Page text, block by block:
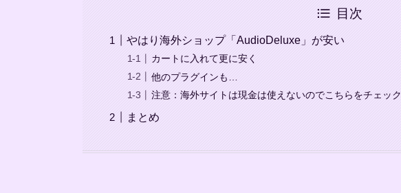
目次
やはり海外ショップ「AudioDeluxe」が安い
カートに入れて更に安く
他のプラグインも…
注意：海外サイトは現金は使えないのでこちらをチェック
まとめ